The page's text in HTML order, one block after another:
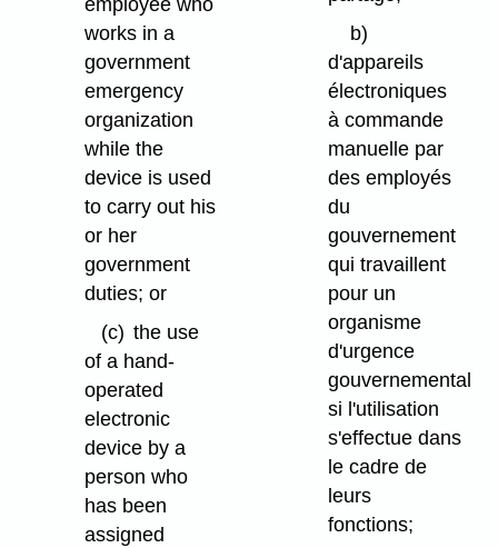
employee who
works in a
government
emergency
organization
while the
device is used
to carry out his
or her
government
duties; or
(c) the use
of a hand-
operated
electronic
device by a
person who
has been
assigned
b)
d'appareils
électroniques
à commande
manuelle par
des employés
du
gouvernement
qui travaillent
pour un
organisme
d'urgence
gouvernemental
si l'utilisation
s'effectue dans
le cadre de
leurs
fonctions;